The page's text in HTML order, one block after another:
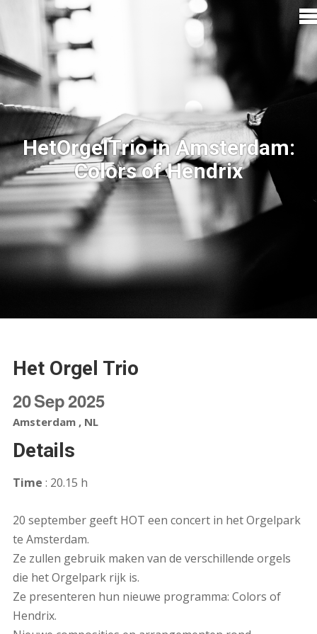
HetOrgelTrio in Amsterdam:
Colors of Hendrix
Het Orgel Trio
20Sep2025
Amsterdam , NL
Details
Time : 20.15 h
20 september geeft HOT een concert in het Orgelpark
te Amsterdam.
Ze zullen gebruik maken van de verschillende orgels
die het Orgelpark rijk is.
Ze presenteren hun nieuwe programma: Colors of
Hendrix.